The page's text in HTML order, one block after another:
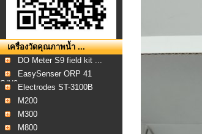
เครื่องวัดคุณภาพน้ำ ...
DO Meter S9 field kit ...
EasySenser ORP 41
S/N2...Electrodes ST-3100B
M200
M300
M800